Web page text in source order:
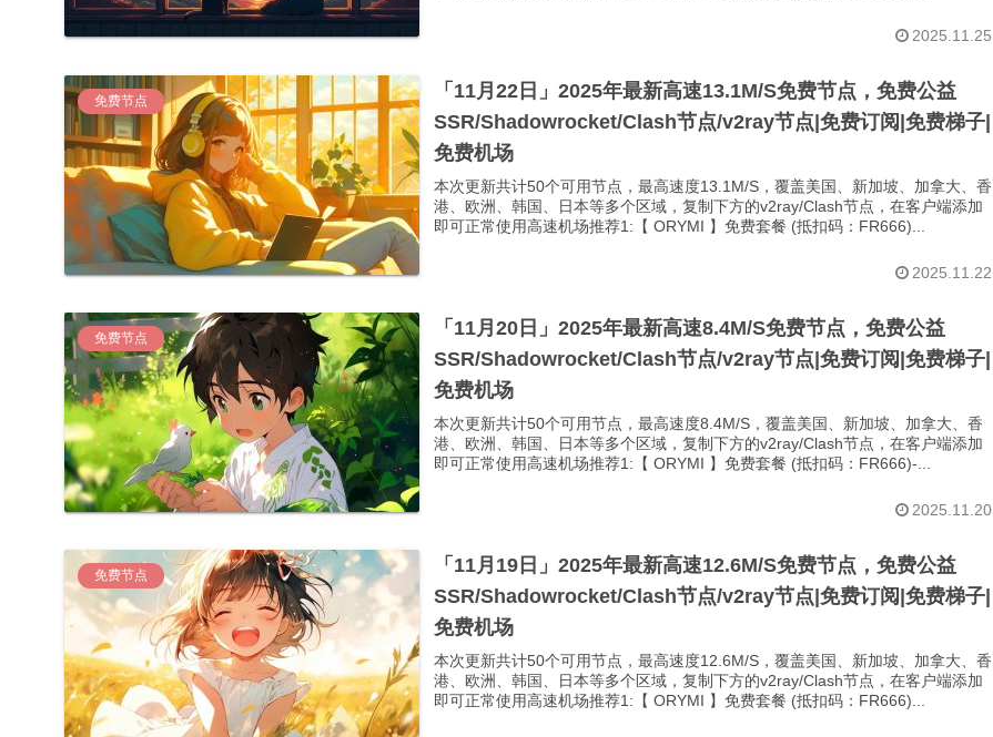
2025.11.25
免费节点
「11月22日」2025年最新高速13.1M/S免费节点，免费公益
SSR/Shadowrocket/Clash节点/v2ray节点|免费订阅|免费梯子|
免费机场
本次更新共计50个可用节点，最高速度13.1M/S，覆盖美国、新加坡、加拿大、香
港、欧洲、韩国、日本等多个区域，复制下方的v2ray/Clash节点，在客户端添加
即可正常使用高速机场推荐1:【 ORYMI 】免费套餐 (抵扣码：FR666)...
2025.11.22
免费节点
「11月20日」2025年最新高速8.4M/S免费节点，免费公益
SSR/Shadowrocket/Clash节点/v2ray节点|免费订阅|免费梯子|
免费机场
本次更新共计50个可用节点，最高速度8.4M/S，覆盖美国、新加坡、加拿大、香
港、欧洲、韩国、日本等多个区域，复制下方的v2ray/Clash节点，在客户端添加
即可正常使用高速机场推荐1:【 ORYMI 】免费套餐 (抵扣码：FR666)-...
2025.11.20
免费节点
「11月19日」2025年最新高速12.6M/S免费节点，免费公益
SSR/Shadowrocket/Clash节点/v2ray节点|免费订阅|免费梯子|
免费机场
本次更新共计50个可用节点，最高速度12.6M/S，覆盖美国、新加坡、加拿大、香
港、欧洲、韩国、日本等多个区域，复制下方的v2ray/Clash节点，在客户端添加
即可正常使用高速机场推荐1:【 ORYMI 】免费套餐 (抵扣码：FR666)...